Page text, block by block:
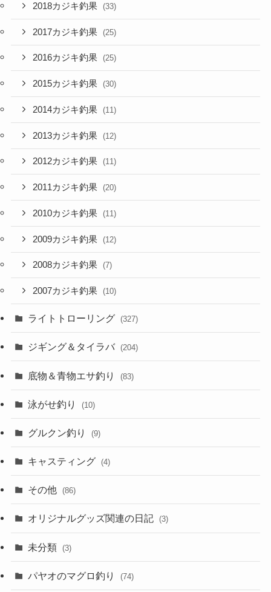
2018カジキ釣果 (33)
2017カジキ釣果 (25)
2016カジキ釣果 (25)
2015カジキ釣果 (30)
2014カジキ釣果 (11)
2013カジキ釣果 (12)
2012カジキ釣果 (11)
2011カジキ釣果 (20)
2010カジキ釣果 (11)
2009カジキ釣果 (12)
2008カジキ釣果 (7)
2007カジキ釣果 (10)
ライトトローリング (327)
ジギング＆タイラバ (204)
底物＆青物エサ釣り (83)
泳がせ釣り (10)
グルクン釣り (9)
キャスティング (4)
その他 (86)
オリジナルグッズ関連の日記 (3)
未分類 (3)
パヤオのマグロ釣り (74)